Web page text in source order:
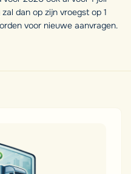
dan op zijn vroegst op 1
voor nieuwe aanvragen.